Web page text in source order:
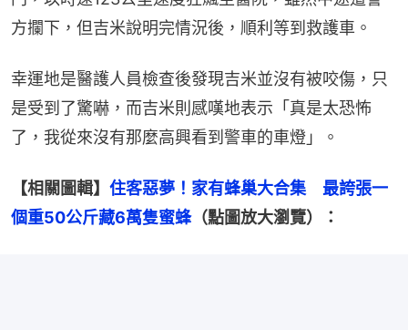
方攔下，但吉米說明完情況後，順利等到救護車。
幸運地是醫護人員檢查後發現吉米並沒有被咬傷，只
是受到了驚嚇，而吉米則感嘆地表示「真是太恐怖
了，我從來沒有那麼高興看到警車的車燈」。
【相關圖輯】 住客惡夢！家有蜂巢大合集　最誇張一
個重50公斤藏6萬隻蜜蜂（點圖放大瀏覽）：